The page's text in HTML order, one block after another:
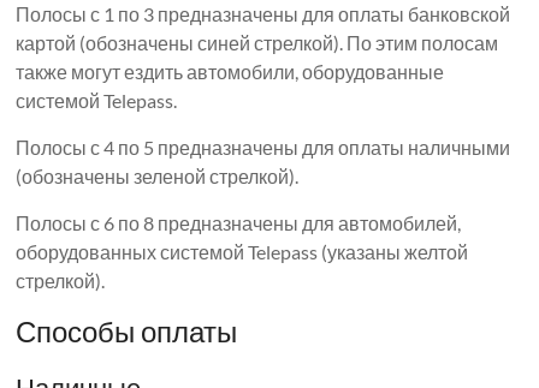
Полосы с 1 по 3 предназначены для оплаты банковской
картой (обозначены синей стрелкой). По этим полосам
также могут ездить автомобили, оборудованные
системой Telepass.
Полосы с 4 по 5 предназначены для оплаты наличными
(обозначены зеленой стрелкой).
Полосы с 6 по 8 предназначены для автомобилей,
оборудованных системой Telepass (указаны желтой
стрелкой).
Способы оплаты